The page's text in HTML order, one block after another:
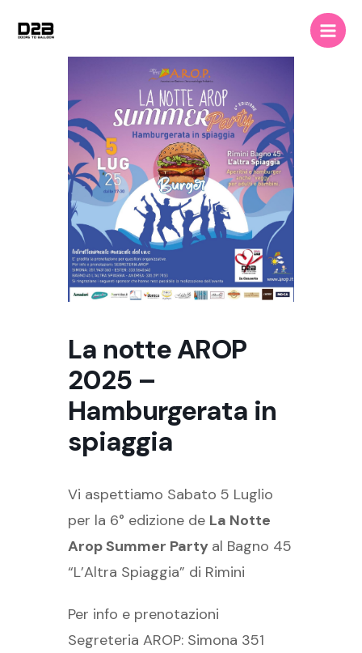
Main
La notte AROP
2025 –
Hamburgerata in
spiaggia
Vi aspettiamo Sabato 5 Luglio
per la 6° edizione de La Notte
Arop Summer Party al Bagno 45
“L’Altra Spiaggia” di Rimini
Per info e prenotazioni
Segreteria AROP: Simona 351